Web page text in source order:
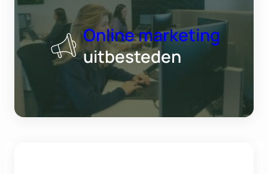
Online marketing
uitbesteden